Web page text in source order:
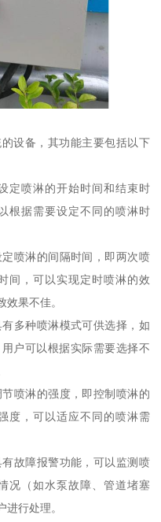
设备，其功能主要包括以下
定喷淋的开始时间和结束时
根据需要设定不同的喷淋时
喷淋的间隔时间，即两次喷
间，可以实现定时喷淋的效
果不佳。
多种喷淋模式可供选择，如
户可以根据实际需要选择不
喷淋的强度，即控制喷淋的
度，可以适应不同的喷淋需
故障报警功能，可以监测喷
况（如水泵故障、管道堵塞
行处理。